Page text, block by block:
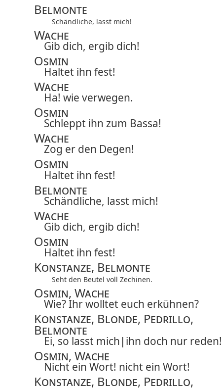
Belmonte
Schändliche, lasst mich!
Wache
Gib dich, ergib dich!
Osmin
Haltet ihn fest!
Wache
Ha! wie verwegen.
Osmin
Schleppt ihn zum Bassa!
Wache
Zog er den Degen!
Osmin
Haltet ihn fest!
Belmonte
Schändliche, lasst mich!
Wache
Gib dich, ergib dich!
Osmin
Haltet ihn fest!
Konstanze, Belmonte
Seht den Beutel voll Zechinen.
Osmin, Wache
Wie? Ihr wolltet euch erkühnen?
Konstanze, Blonde, Pedrillo,
Belmonte
Ei, so lasst mich| ihn doch nur
Osmin, Wache
Nicht ein Wort! nicht ein Wort!
Konstanze, Blonde, Pedrillo,